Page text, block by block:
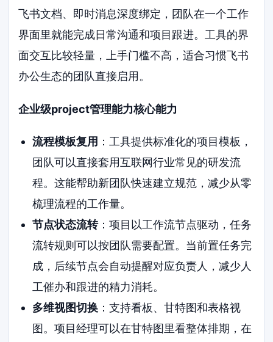
飞书文档、即时消息深度绑定，团队在一个工作
界面里就能完成日常沟通和项目跟进。工具的界
面交互比较轻量，上手门槛不高，适合习惯飞书
办公生态的团队直接启用。
企业级project管理能力核心能力
流程模板复用 ：工具提供标准化的项目模板，
团队可以直接套用互联网行业常见的研发流
程。这能帮助新团队快速建立规范，减少从零
梳理流程的工作量。
节点状态流转：项目以工作流节点驱动，任务
流转规则可以按团队需要配置。当前置任务完
成，后续节点会自动提醒对应负责人，减少人
工催办和跟进的精力消耗。
多维视图切换：支持看板、甘特图和表格视
图。项目经理可以在甘特图里看整体排期，在